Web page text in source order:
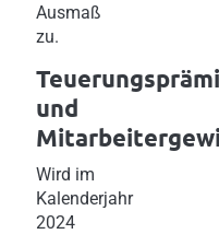
Ausmaß
zu.
und
Wird im
Kalenderjahr
2024